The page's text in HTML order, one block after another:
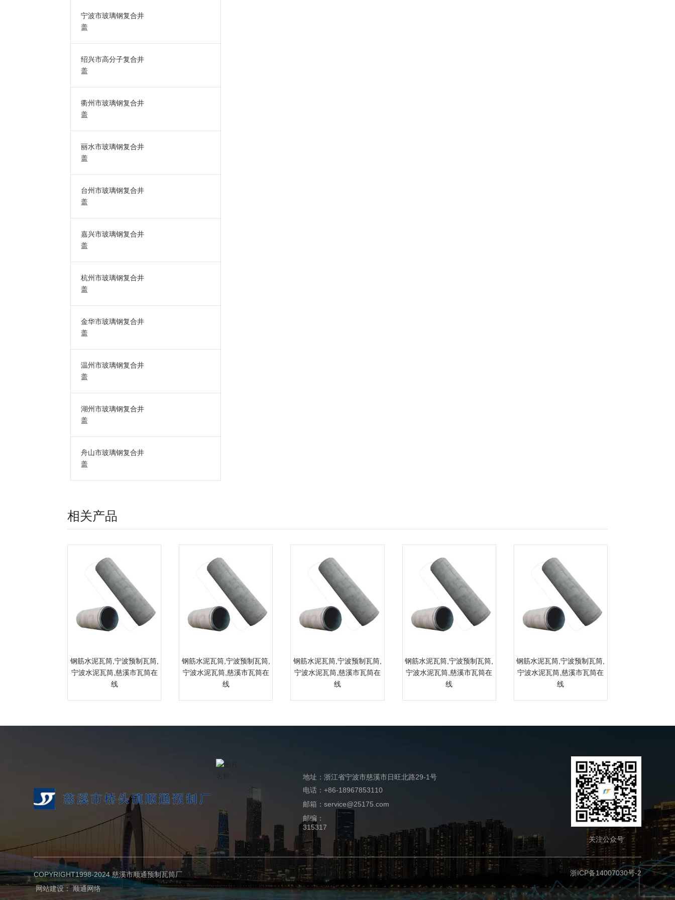
宁波市玻璃钢复合井
盖
绍兴市高分子复合井
盖
衢州市玻璃钢复合井
盖
丽水市玻璃钢复合井
盖
台州市玻璃钢复合井
盖
嘉兴市玻璃钢复合井
盖
杭州市玻璃钢复合井
盖
金华市玻璃钢复合井
盖
温州市玻璃钢复合井
盖
湖州市玻璃钢复合井
盖
舟山市玻璃钢复合井
盖
相关产品
钢筋水泥瓦筒,宁波预制瓦筒,
宁波水泥瓦筒,慈溪市瓦筒在
线
钢筋水泥瓦筒,宁波预制瓦筒,
宁波水泥瓦筒,慈溪市瓦筒在
线
钢筋水泥瓦筒,宁波预制瓦筒,
宁波水泥瓦筒,慈溪市瓦筒在
线
钢筋水泥瓦筒,宁波预制瓦筒,
宁波水泥瓦筒,慈溪市瓦筒在
线
钢筋水泥瓦筒,宁波预制瓦筒,
宁波水泥瓦筒,慈溪市瓦筒在
线
地址：浙江省宁波市慈溪市日旺北路29-1号
电话：+86-18967853110
邮箱：service@25175.com
邮编：
315317
关注公众号
COPYRIGHT1998-2024 慈溪市顺通预制瓦筒厂
网站建设：顺通网络
浙ICP备14007030号-2